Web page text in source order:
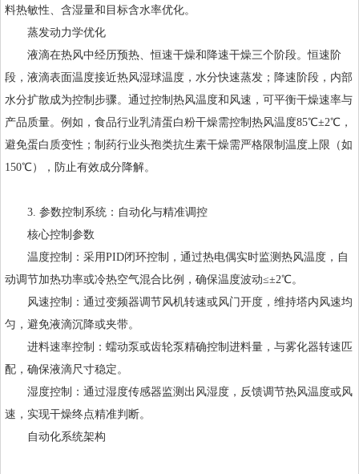
料热敏性、含湿量和目标含水率优化。
蒸发动力学优化
液滴在热风中经历预热、恒速干燥和降速干燥三个阶段。恒速阶
段，液滴表面温度接近热风湿球温度，水分快速蒸发；降速阶段，内部
水分扩散成为控制步骤。通过控制热风温度和风速，可平衡干燥速率与
产品质量。例如，食品行业乳清蛋白粉干燥需控制热风温度85℃±2℃，
避免蛋白质变性；制药行业头孢类抗生素干燥需严格限制温度上限（如
150℃），防止有效成分降解。
3. 参数控制系统：自动化与精准调控
核心控制参数
温度控制：采用PID闭环控制，通过热电偶实时监测热风温度，自
动调节加热功率或冷热空气混合比例，确保温度波动≤±2℃。
风速控制：通过变频器调节风机转速或风门开度，维持塔内风速均
匀，避免液滴沉降或夹带。
进料速率控制：蠕动泵或齿轮泵精确控制进料量，与雾化器转速匹
配，确保液滴尺寸稳定。
湿度控制：通过湿度传感器监测出风湿度，反馈调节热风温度或风
速，实现干燥终点精准判断。
自动化系统架构